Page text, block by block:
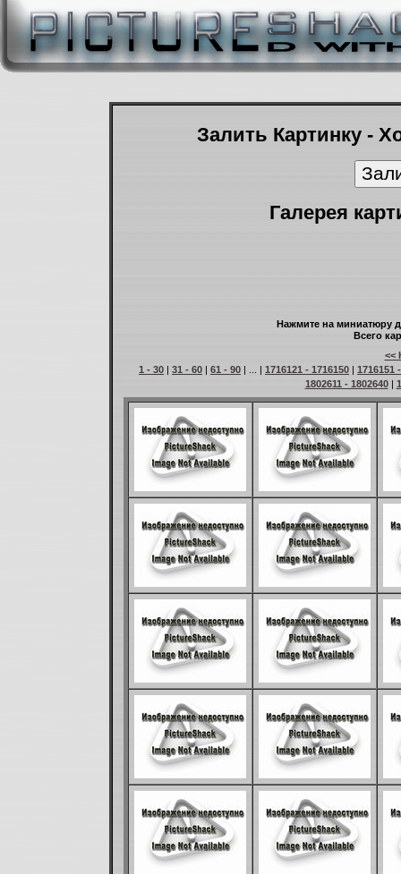
Залить Картинку -
Галерея
Нажмите на миниатюру
Всего
<<
1 - 30 | 31 - 60 | 61 - 90 | ... | 1716121 - 1716150 | 1716151
1802611 - 1802640|